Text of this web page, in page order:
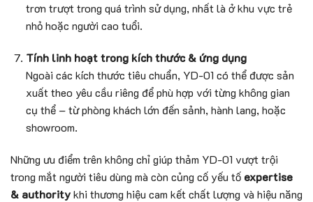
trơn trượt trong quá trình sử dụng, nhất là ở khu vực trẻ
nhỏ hoặc người cao tuổi.
Tính linh hoạt trong kích thước & ứng dụng
Ngoài các kích thước tiêu chuẩn, YD-01 có thể được sản
xuất theo yêu cầu riêng để phù hợp với từng không gian
cụ thể – từ phòng khách lớn đến sảnh, hành lang, hoặc
showroom.
Những ưu điểm trên không chỉ giúp thảm YD-01 vượt trội
trong mắt người tiêu dùng mà còn củng cố yếu tố expertise
& authoritykhi thương hiệu cam kết chất lượng và hiệu năng